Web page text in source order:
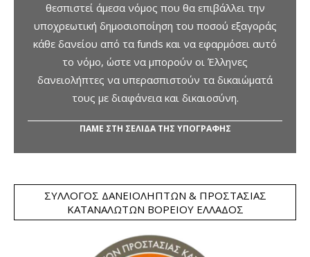
θεσπιστεί άμεσα νόμος που θα επιβάλλει την
υποχρεωτική δημοσιοποίηση του ποσού εξαγοράς
κάθε δανείου από τα funds και να εφαρμόσει αυτό
το νόμο, ώστε να μπορούν οι Έλληνες
δανειολήπτες να υπερασπιστούν τα δικαιώματά
τους με διαφάνεια και δικαιοσύνη.
ΠΑΜΕ ΣΤΗ ΣΕΛΙΔΑ ΤΗΣ ΥΠΟΓΡΑΦΗΣ
ΣΎΛΛΟΓΟΣ ΔΑΝΕΙΟΛΗΠΤΏΝ & ΠΡΟΣΤΑΣΊΑΣ
ΚΑΤΑΝΑΛΩΤΏΝ ΒΟΡΕΊΟΥ ΕΛΛΆΔΟΣ